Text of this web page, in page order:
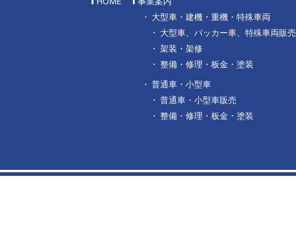
大型車・建機・重機・特殊車両
大型車、パッカー車、特殊車両販売
架装・架修
整備・修理・板金・塗装
普通車・小型車
普通車・小型車販売
整備・修理・板金・塗装